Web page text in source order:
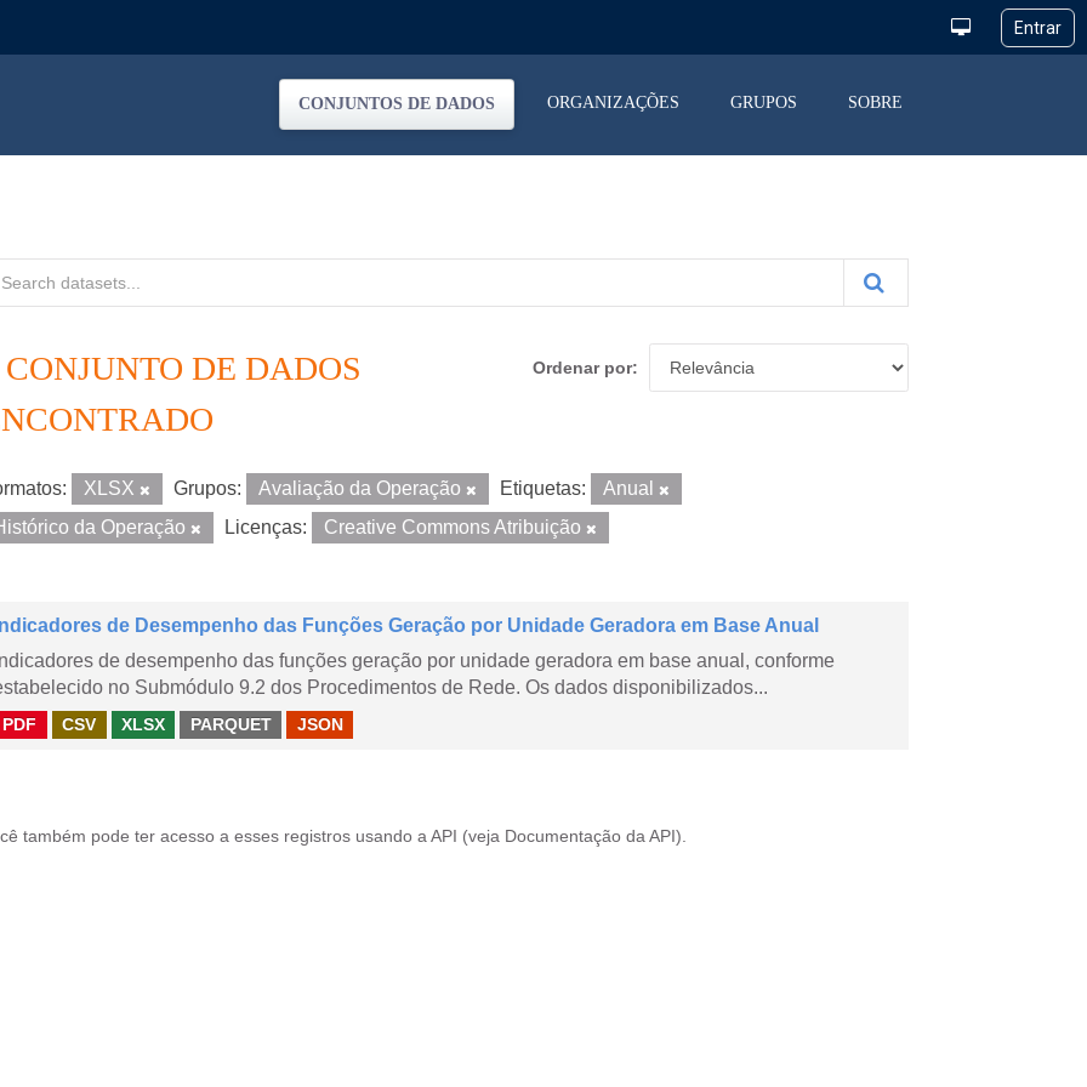
CONJUNTOS DE DADOS ORGANIZAÇÕES GRUPOS SOBRE
Ordenar por
CONJUNTO DE DADOS
XLSX Grupos: Avaliação da Operação Etiquetas:
Anual
da Operação
Licenças: Creative Commons Atribuição
Indicadores de Desempenho das Funções Geração por Unidade Geradora em Base Anual
Indicadores de desempenho das funções geração por unidade geradora em base anual, conforme
no Submódulo 9.2 dos Procedimentos de Rede. Os dados disponibilizados...
PDF CSV XLSX PARQUET JSON
também pode ter acesso a esses registros usando a API (veja Documentação da API ).